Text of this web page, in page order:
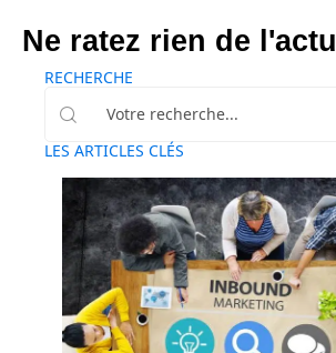
Ne ratez rien de l'actu
RECHERCHE
LES ARTICLES CLÉS